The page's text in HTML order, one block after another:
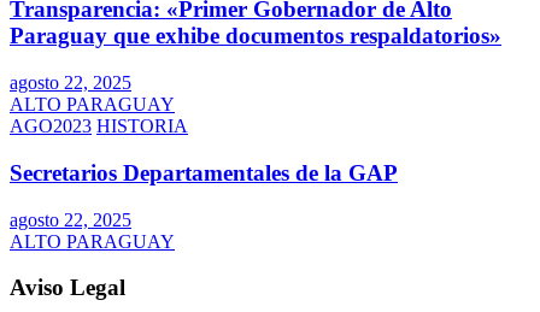
Transparencia: «Primer Gobernador de Alto
Paraguay que exhibe documentos respaldatorios»
agosto 22, 2025
ALTO PARAGUAY
AGO2023 HISTORIA
Secretarios Departamentales de la GAP
agosto 22, 2025
ALTO PARAGUAY
Aviso Legal